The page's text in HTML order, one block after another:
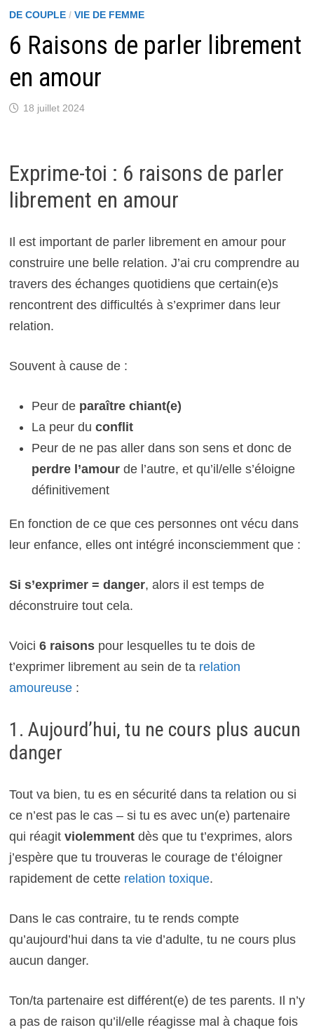
DE COUPLE/ VIE DE FEMME
6 Raisons de parler librement
en amour
18 juillet 2024
Exprime-toi : 6 raisons de parler
librement en amour
Il est important de parler librement en amour pour
construire une belle relation. J’ai cru comprendre au
travers des échanges quotidiens que certain(e)s
rencontrent des difficultés à s’exprimer dans leur
relation.
Souvent à cause de :
Peur deparaître chiant(e)
La peur du conflit
Peur de ne pas aller dans son sens et donc de
perdre l’amour de l’autre, et qu’il/elle s’éloigne
définitivement
En fonction de ce que ces personnes ont vécu dans
leur enfance, elles ont intégré inconsciemment que :
Si s’exprimer = danger, alors il est temps de
déconstruire tout cela.
Voici 6 raisonspour lesquelles tu te dois de
t’exprimer librement au sein de ta relation
amoureuse:
1. Aujourd’hui, tu ne cours plus aucun
danger
Tout va bien, tu es en sécurité dans ta relation ou si
ce n’est pas le cas – si tu es avec un(e) partenaire
qui réagit violemmentdès que tu t’exprimes, alors
j’espère que tu trouveras le courage de t’éloigner
rapidement de cette relation toxique.
Dans le cas contraire, tu te rends compte
qu’aujourd’hui dans ta vie d’adulte, tu ne cours plus
aucun danger.
Ton/ta partenaire est différent(e) de tes parents. Il n’y
a pas de raison qu’il/elle réagisse mal à chaque fois